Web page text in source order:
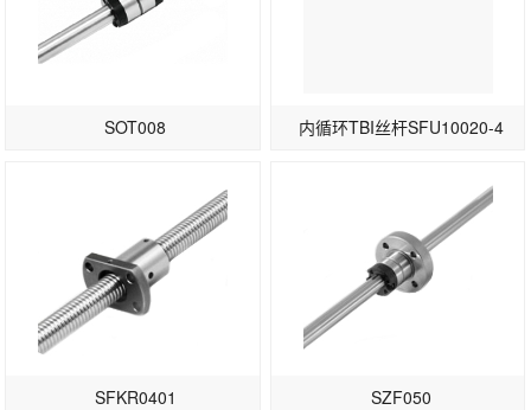
SOT008 内循环TBI丝杆SFU10020-4
SFKR0401 SZF050